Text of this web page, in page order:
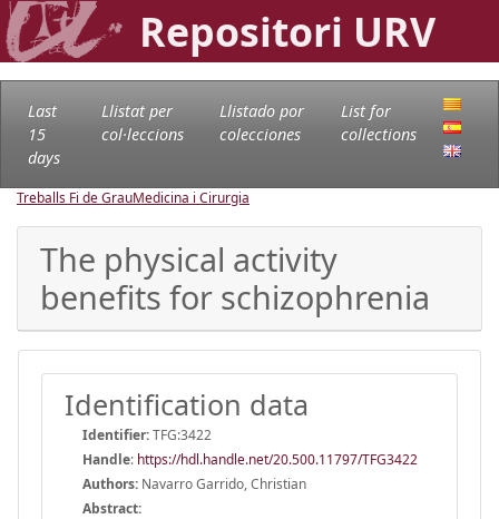
Repositori URV
Last
15
days
Llistat per
col·leccions
Llistado por
colecciones
List for
collections
Treballs Fi de GrauMedicina i Cirurgia
The physical activity
benefits for schizophrenia
Identification data
Identifier:TFG:3422
Handle: https://hdl.handle.net/20.500.11797/TFG3422
Authors: Navarro Garrido, Christian
Abstract: